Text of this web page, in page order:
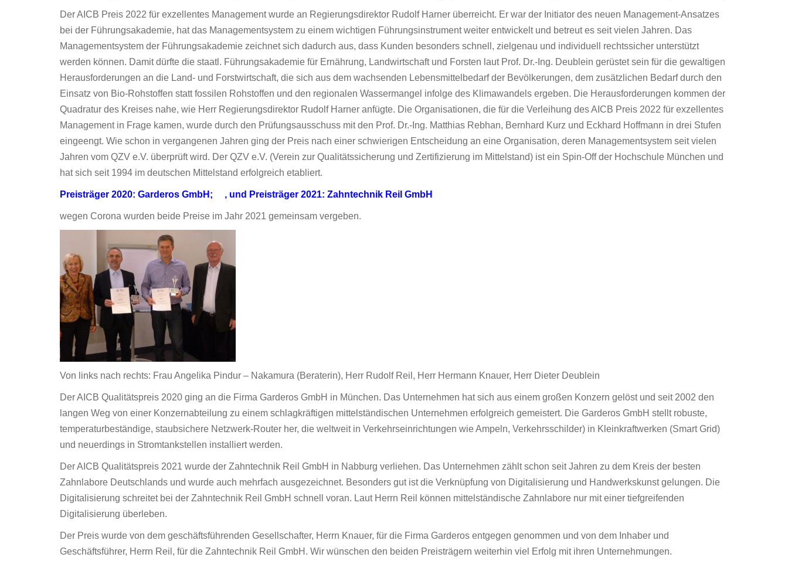
Der AICB Preis 2022 für exzellentes Management wurde an Regierungsdirektor Rudolf Harner überreicht. Er war der Initiator des neuen Management-Ansatzes
bei der Führungsakademie, hat das Managementsystem zu einem wichtigen Führungsinstrument weiter entwickelt und betreut es seit vielen Jahren. Das
Managementsystem der Führungsakademie zeichnet sich dadurch aus, dass Kunden besonders schnell, zielgenau und individuell rechtssicher unterstützt
werden können. Damit dürfte die staatl. Führungsakademie für Ernährung, Landwirtschaft und Forsten laut Prof. Dr.-Ing. Deublein gerüstet sein für die gewaltigen
Herausforderungen an die Land- und Forstwirtschaft, die sich aus dem wachsenden Lebensmittelbedarf der Bevölkerungen, dem zusätzlichen Bedarf durch den
Einsatz von Bio-Rohstoffen statt fossilen Rohstoffen und den regionalen Wassermangel infolge des Klimawandels ergeben. Die Herausforderungen kommen der
Quadratur des Kreises nahe, wie Herr Regierungsdirektor Rudolf Harner anfügte. Die Organisationen, die für die Verleihung des AICB Preis 2022 für exzellentes
Management in Frage kamen, wurde durch den Prüfungsausschuss mit den Prof. Dr.-Ing. Matthias Rebhan, Bernhard Kurz und Eckhard Hoffmann in drei Stufen
eingeengt. Wie schon in vergangenen Jahren ging der Preis nach einer schwierigen Entscheidung an eine Organisation, deren Managementsystem seit vielen
Jahren vom QZV e.V. überprüft wird. Der QZV e.V. (Verein zur Qualitätssicherung und Zertifizierung im Mittelstand) ist ein Spin-Off der Hochschule München und
hat sich seit 1994 im deutschen Mittelstand erfolgreich etabliert.
Preisträger 2020: Garderos GmbH; , und Preisträger 2021: Zahntechnik Reil GmbH
wegen Corona wurden beide Preise im Jahr 2021 gemeinsam vergeben.
Von links nach rechts: Frau Angelika Pindur – Nakamura (Beraterin), Herr Rudolf Reil, Herr Hermann Knauer, Herr Dieter Deublein
Der AICB Qualitätspreis 2020 ging an die Firma Garderos GmbH in München. Das Unternehmen hat sich aus einem großen Konzern gelöst und seit 2002 den
langen Weg von einer Konzernabteilung zu einem schlagkräftigen mittelständischen Unternehmen erfolgreich gemeistert. Die Garderos GmbH stellt robuste,
temperaturbeständige, staubsichere Netzwerk-Router her, die weltweit in Verkehrseinrichtungen wie Ampeln, Verkehrsschilder) in Kleinkraftwerken (Smart Grid)
und neuerdings in Stromtankstellen installiert werden.
Der AICB Qualitätspreis 2021 wurde der Zahntechnik Reil GmbH in Nabburg verliehen. Das Unternehmen zählt schon seit Jahren zu dem Kreis der besten
Zahnlabore Deutschlands und wurde auch mehrfach ausgezeichnet. Besonders gut ist die Verknüpfung von Digitalisierung und Handwerkskunst gelungen. Die
Digitalisierung schreitet bei der Zahntechnik Reil GmbH schnell voran. Laut Herrn Reil können mittelständische Zahnlabore nur mit einer tiefgreifenden
Digitalisierung überleben.
Der Preis wurde von dem geschäftsführenden Gesellschafter, Herrn Knauer, für die Firma Garderos entgegen genommen und von dem Inhaber und
Geschäftsführer, Herrn Reil, für die Zahntechnik Reil GmbH. Wir wünschen den beiden Preisträgern weiterhin viel Erfolg mit ihren Unternehmungen.